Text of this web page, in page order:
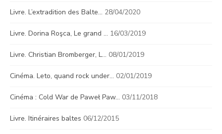
Livre. L’extradition des Balte… 28/04/2020
Livre. Dorina Roşca, Le grand … 16/03/2019
Livre. Christian Bromberger, L… 08/01/2019
Cinéma. Leto, quand rock under… 02/01/2019
Cinéma : Cold War de Paweł Paw… 03/11/2018
Livre. Itinéraires baltes 06/12/2015